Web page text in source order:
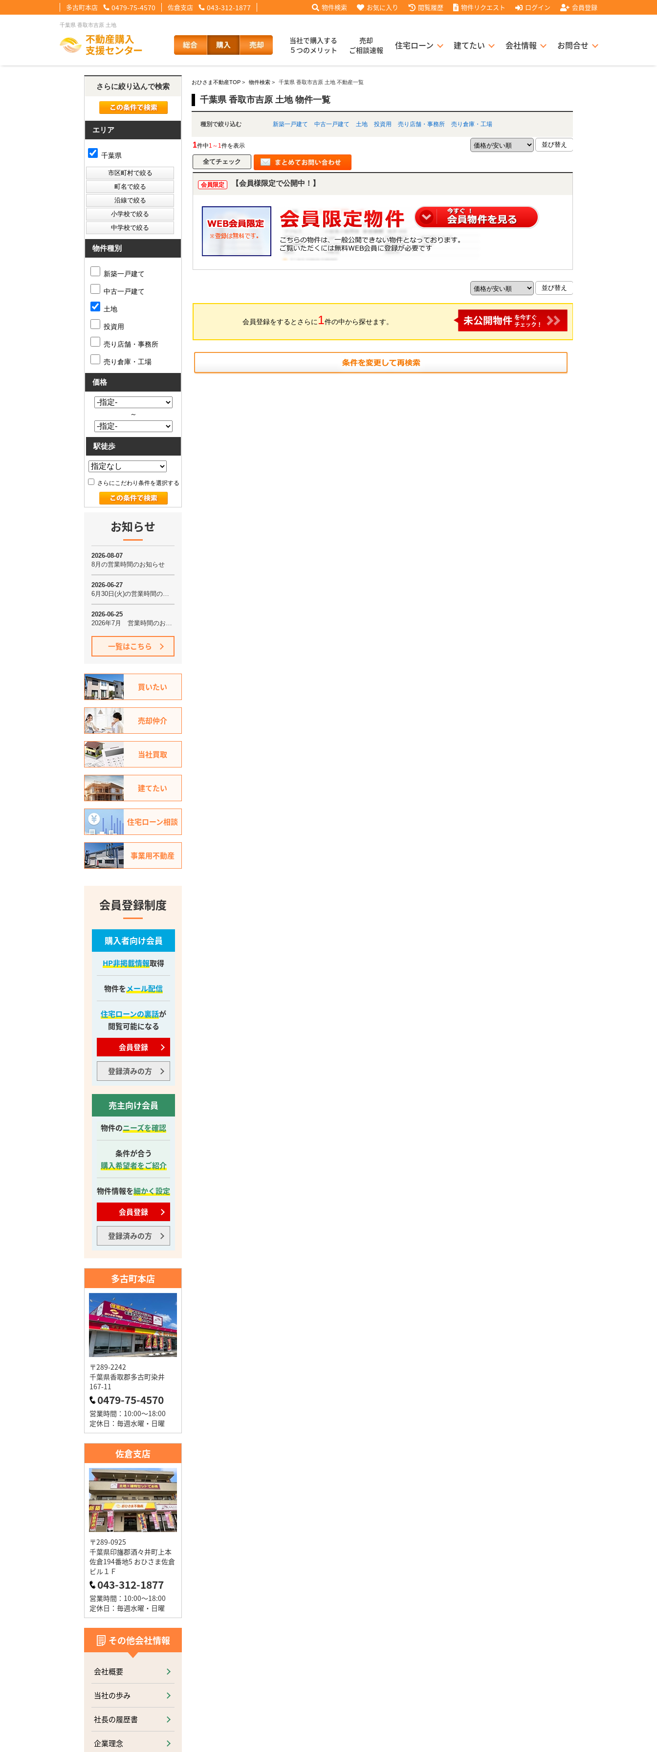
千葉県 香取市吉原 土地
多古町本店 0479-75-4570 佐倉支店 043-312-1877 物件検索 お気に入り 閲覧履歴 物件リクエスト ログイン 会員登録
当社で購入する
５つのメリット
売却
ご相談速報
住宅ローン
【住宅ローンメニュー】
住宅ローンに強い理由 住宅ローン裏話【買主会員限定】
建てたい 会社情報
【会社情報メニュー】
会社概要 スタッフ紹介 スタッフブログ お客様の声
その他の事業紹介 健康経営優良法人2025 採用情報
お問合せ
【お問合せメニュー】
メール問合せ LINE問合せ 来店予約 査定依頼
おひさま不動産TOP > 物件検索 > 千葉県 香取市吉原 土地 不動産一覧
千葉県 香取市吉原 土地 物件一覧
種別で絞り込む 新築一戸建て 中古一戸建て 土地 投資用 売り店舗・事務所 売り倉庫・工場
1件中1～1件を表示
会員限定 【会員様限定で公開中！】
会員登録をするとさらに 1件の中から探せます。
さらに絞り込んで検索
エリア
千葉県
物件種別
新築一戸建て
中古一戸建て
土地
投資用
売り店舗・事務所
売り倉庫・工場
価格
～
駅徒歩
さらにこだわり条件を選択する
お知らせ
一覧はこちら
買いたい
売却仲介
当社買取
建てたい
住宅ローン相談
事業用不動産
会員登録制度
購入者向け会員
HP非掲載情報取得
物件をメール配信
住宅ローンの裏話が
閲覧可能になる
会員登録
登録済みの方
売主向け会員
物件のニーズを確認
条件が合う
購入希望者をご紹介
物件情報を細かく設定
会員登録
登録済みの方
多古町本店
〒289-2242
千葉県香取郡多古町染井
167-11
0479-75-4570
営業時間：10:00～18:00
定休日：毎週水曜・日曜
佐倉支店
〒289-0925
千葉県印旛郡酒々井町上本
佐倉194番地5 おひさま佐倉
ビル１Ｆ
043-312-1877
営業時間：10:00～18:00
定休日：毎週水曜・日曜
その他会社情報
会社概要
当社の歩み
社長の履歴書
企業理念